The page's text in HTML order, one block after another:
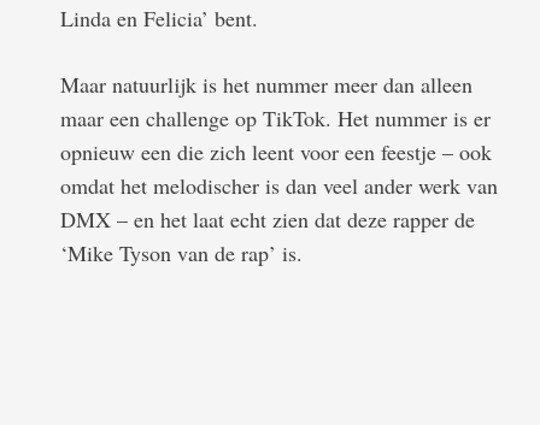
Linda en Felicia’ bent.
Maar natuurlijk is het nummer meer dan alleen
maar een challenge op TikTok. Het nummer is er
opnieuw een die zich leent voor een feestje – ook
omdat het melodischer is dan veel ander werk van
DMX – en het laat echt zien dat deze rapper de
‘Mike Tyson van de rap’ is.